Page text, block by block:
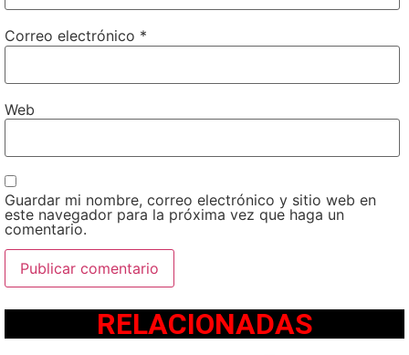
Correo electrónico *
Web
Guardar mi nombre, correo electrónico y sitio web en
este navegador para la próxima vez que haga un
comentario.
RELACIONADAS